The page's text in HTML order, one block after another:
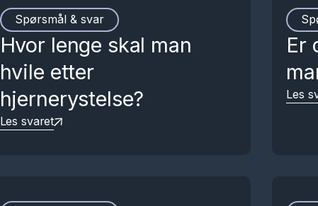
Spørsmål & svar
Hvor lenge skal man
hvile etter
hjernerystelse?
Les svaret
Er
Les